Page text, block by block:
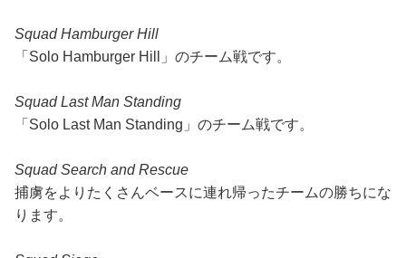
Squad Hamburger Hill
「Solo Hamburger Hill」のチーム戦です。
Squad Last Man Standing
「Solo Last Man Standing」のチーム戦です。
Squad Search and Rescue
捕虜をよりたくさんベースに連れ帰ったチームの勝ちにな
ります。